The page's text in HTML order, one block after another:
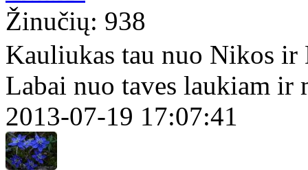
Žinučių: 938
Kauliukas tau nuo Nikos
Labai nuo taves laukiam ir
2013-07-19 17:07:41